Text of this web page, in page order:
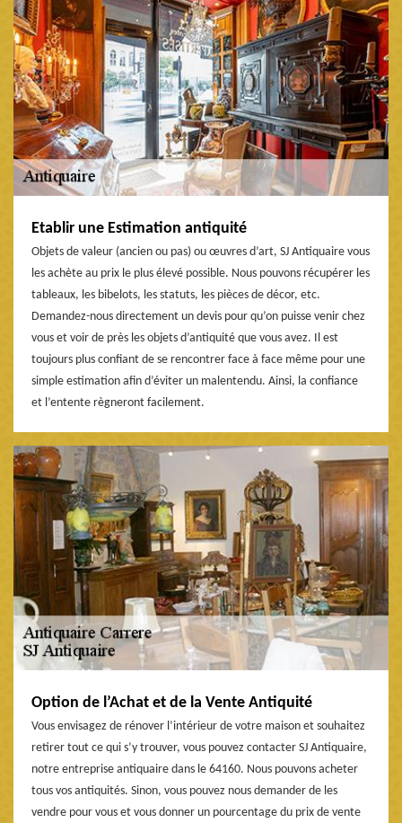
Etablir une Estimation antiquité
Objets de valeur (ancien ou pas) ou œuvres d’art, SJ Antiquaire vous
les achète au prix le plus élevé possible. Nous pouvons récupérer les
tableaux, les bibelots, les statuts, les pièces de décor, etc.
Demandez-nous directement un devis pour qu’on puisse venir chez
vous et voir de près les objets d’antiquité que vous avez. Il est
toujours plus confiant de se rencontrer face à face même pour une
simple estimation afin d’éviter un malentendu. Ainsi, la confiance
et l’entente règneront facilement.
Option de l’Achat et de la Vente Antiquité
Vous envisagez de rénover l’intérieur de votre maison et souhaitez
retirer tout ce qui s’y trouver, vous pouvez contacter SJ Antiquaire,
notre entreprise antiquaire dans le 64160. Nous pouvons acheter
tous vos antiquités. Sinon, vous pouvez nous demander de les
vendre pour vous et vous donner un pourcentage du prix de vente